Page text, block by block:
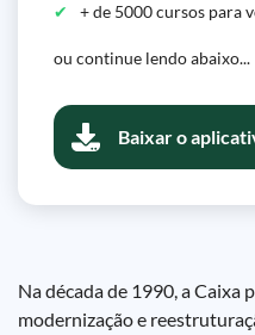
+ de 5000 cursos para
ou continue lendo abaixo...
Baixar o
Na década de 1990, a Caixa
modernização e